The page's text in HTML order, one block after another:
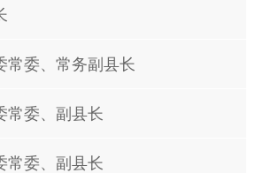
常委、常务副县长
常委、副县长
常委、副县长